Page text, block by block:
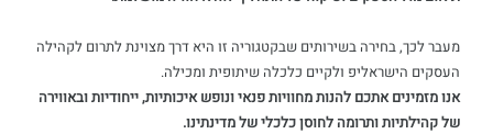
מעבר לכך, בחירה בשירותים שבקטגוריה זו היא דרך מצוינת לתרום לקהילה
העסקים הישראליפ ולקיים כלכלה שיתופית ומכילה.
אנו מזמינים אתכם להנות מחוויות פנאי ונופש איכותיות, ייחודיות ובאווירה
של קהילתיות ותרומה לחוסן כלכלי של מדינתינו.